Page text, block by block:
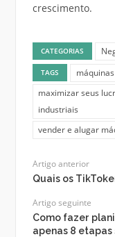
crescimento.
CATEGORIAS
TAGS
maximizar seus
industriais
vender e alugar
Artigo anterior
Quais os
Artigo seguinte
Como fazer
apenas 8 etapas